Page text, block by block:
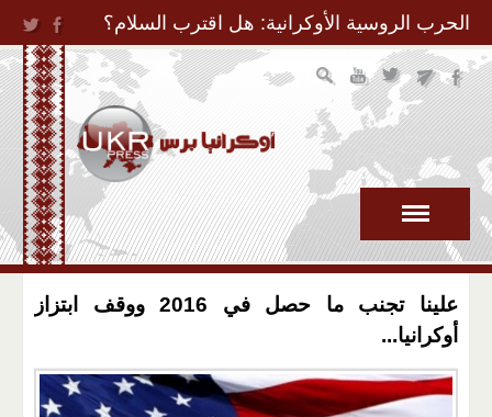
Jump to Navigation
الحرب الروسية الأوكرانية: هل اقترب السلام؟
علينا تجنب ما حصل في 2016 ووقف ابتزاز
أوكرانيا...